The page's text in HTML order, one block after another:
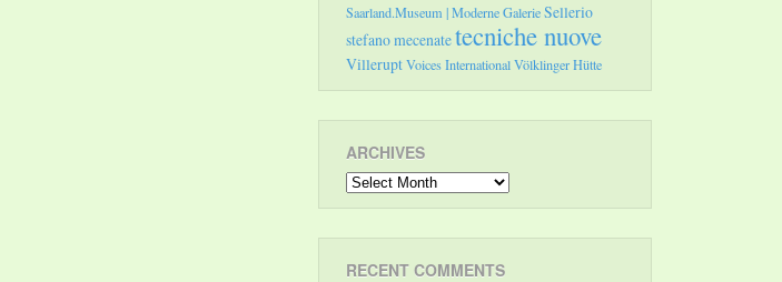
Saarland.Museum | Moderne GalerieSellerio
stefano mecenatetecniche nuove
VilleruptVoices InternationalVölklinger Hütte
ARCHIVES
Archives
RECENT COMMENTS